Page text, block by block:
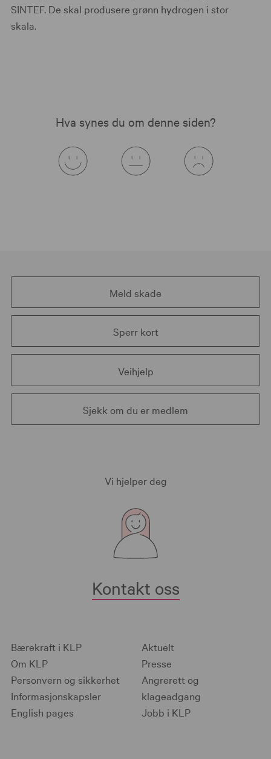
SINTEF. De skal produsere grønn hydrogen i stor
skala.
Hva synes du om denne siden?
Meld skade
Sperr kort
Veihjelp
Sjekk om du er medlem
Vi hjelper deg
Kontakt oss
Bærekraft i KLP
Om KLP
Personvern og sikkerhet
Informasjonskapsler
English pages
Aktuelt
Presse
Angrerett og
klageadgang
Jobb i KLP